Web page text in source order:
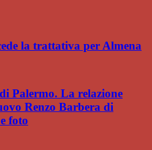
la trattativa per Almena
Palermo. La relazione
Renzo Barbera di
foto